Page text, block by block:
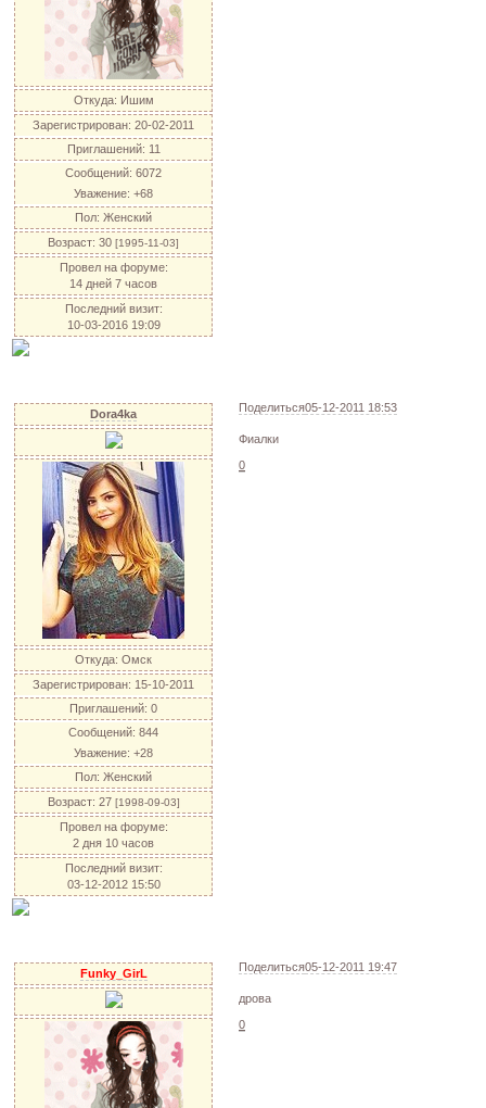
Откуда: Ишим
Зарегистрирован: 20-02-2011
Приглашений: 11
Сообщений: 6072
Уважение: +68
Пол: Женский
Возраст: 30 [1995-11-03]
Провел на форуме:
14 дней 7 часов
Последний визит:
10-03-2016 19:09
Поделиться05-12-2011 18:53
Dora4ka
Откуда: Омск
Зарегистрирован: 15-10-2011
Приглашений: 0
Сообщений: 844
Уважение: +28
Пол: Женский
Возраст: 27 [1998-09-03]
Провел на форуме:
2 дня 10 часов
Последний визит:
03-12-2012 15:50
Фиалки
0
Поделиться05-12-2011 19:47
Funky_GirL
дрова
0